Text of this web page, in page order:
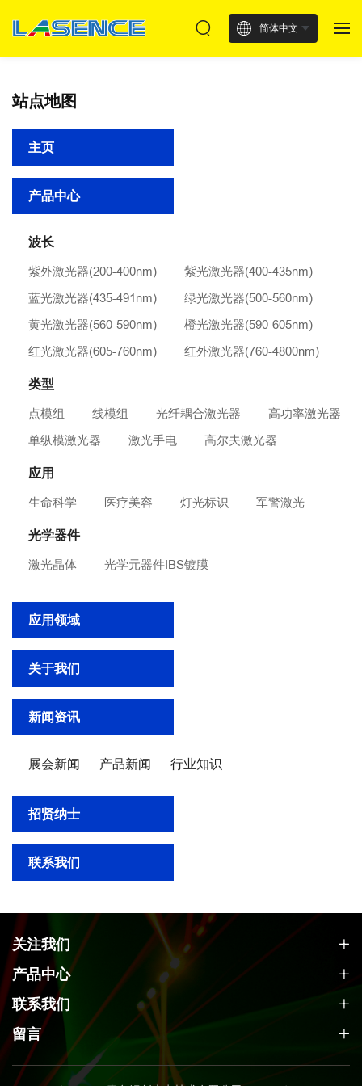
简体中文
站点地图
主页
产品中心
波长
紫外激光器(200-400nm)
紫光激光器(400-435nm)
蓝光激光器(435-491nm)
绿光激光器(500-560nm)
黄光激光器(560-590nm)
橙光激光器(590-605nm)
红光激光器(605-760nm)
红外激光器(760-4800nm)
类型
点模组 线模组 光纤耦合激光器
高功率激光器
单纵模激光器
激光手电 高尔夫激光器
应用
生命科学 医疗美容 灯光标识 军警激光
光学器件
激光晶体 光学元器件IBS镀膜
应用领域
关于我们
新闻资讯
展会新闻 产品新闻 行业知识
招贤纳士
联系我们
关注我们
产品中心
联系我们
留言